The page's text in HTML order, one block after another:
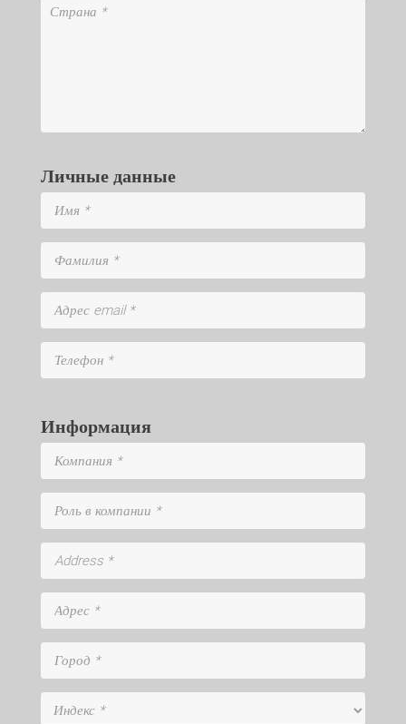
Личные данные
Информация